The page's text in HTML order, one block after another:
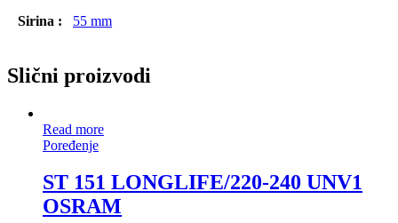
Sirina : 55 mm
Slični proizvodi
Read more
Poređenje
ST 151 LONGLIFE/220-240 UNV1
OSRAM